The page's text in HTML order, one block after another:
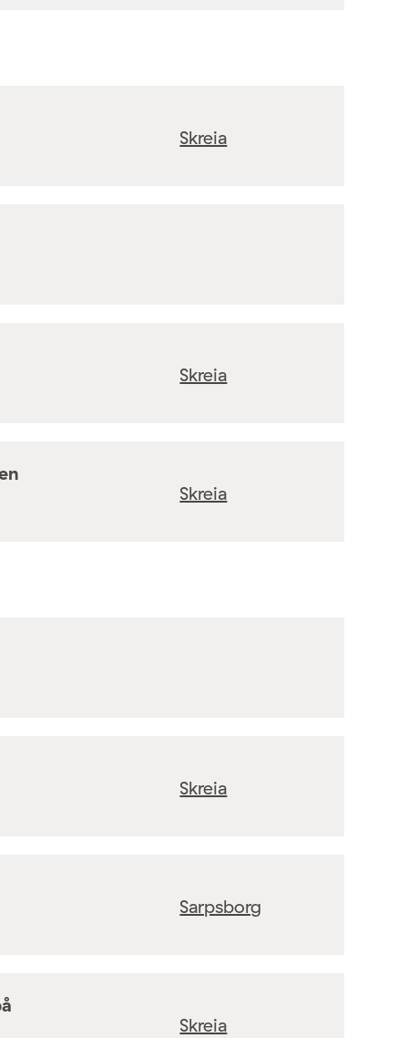
Skreia
Skreia
Skreia
Skreia
Sarpsborg
Skreia